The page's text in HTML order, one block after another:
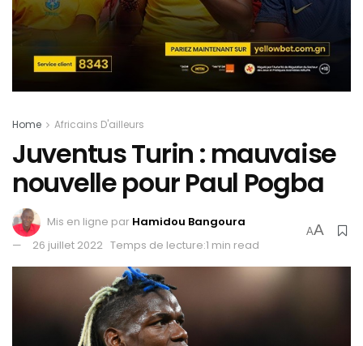
Home Africains D'ailleurs
Juventus Turin : mauvaise
nouvelle pour Paul Pogba
Mis en ligne par Hamidou Bangoura
26 juillet 2022 Temps de lecture:1 min read
AA